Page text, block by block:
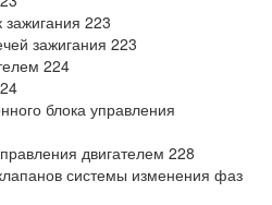
зажигания 223
зажигания 223
224
блока управления
двигателем 228
системы изменения фаз